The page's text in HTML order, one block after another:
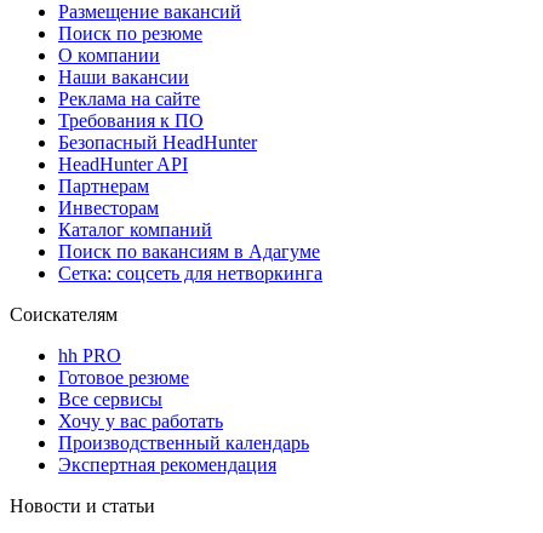
Размещение вакансий
Поиск по резюме
О компании
Наши вакансии
Реклама на сайте
Требования к ПО
Безопасный HeadHunter
HeadHunter API
Партнерам
Инвесторам
Каталог компаний
Поиск по вакансиям в Адагуме
Сетка: соцсеть для нетворкинга
Соискателям
hh PRO
Готовое резюме
Все сервисы
Хочу у вас работать
Производственный календарь
Экспертная рекомендация
Новости и статьи